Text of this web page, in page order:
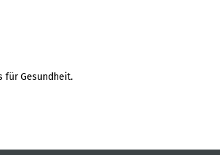
für Gesundheit.